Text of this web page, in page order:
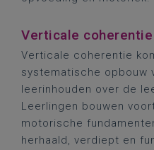
Verticale coherentie
Verticale coherentie
systematische opbouw
leerinhouden over de
Leerlingen bouwen
motorische
herhaald, verdiept en